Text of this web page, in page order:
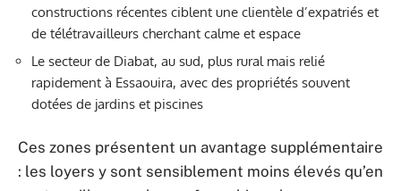
constructions récentes ciblent une clientèle d’expatriés et
de télétravailleurs cherchant calme et espace
Le secteur de Diabat, au sud, plus rural mais relié
rapidement à Essaouira, avec des propriétés souvent
dotées de jardins et piscines
Ces zones présentent un avantage supplémentaire
: les loyers y sont sensiblement moins élevés qu’en